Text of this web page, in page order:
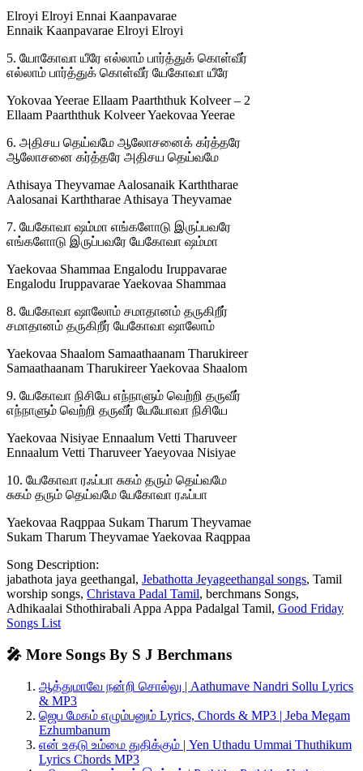
Elroyi Elroyi Ennai Kaanpavarae
Ennaik Kaanpavarae Elroyi Elroyi
5. யோகோவா யீரே எல்லாம் பார்த்துக் கொள்வீர்
எல்லாம் பார்த்துக் கொள்வீர் யேகோவா யீரே
Yokovaa Yeerae Ellaam Paarththuk Kolveer – 2
Ellaam Paarththuk Kolveer Yaekovaa Yeerae
6. அதிசய தெய்வமே ஆலோசனைக் கர்த்தரே
ஆலோசனை கர்த்தரே அதிசய தெய்வமே
Athisaya Theyvamae Aalosanaik Karththarae
Aalosanai Karththarae Athisaya Theyvamae
7. யேகோவா ஷம்மா எங்களோடு இருப்பவரே
எங்களோடு இருப்பவரே யேகோவா ஷம்மா
Yaekovaa Shammaa Engalodu Iruppavarae
Engalodu Iruppavarae Yaekovaa Shammaa
8. யேகோவா ஷாலோம் சமாதானம் தருகிறீர்
சமாதானம் தருகிறீர் யேகோவா ஷாலோம்
Yaekovaa Shaalom Samaathaanam Tharukireer
Samaathaanam Tharukireer Yaekovaa Shaalom
9. யேகோவா நிசியே எந்நாளும் வெற்றி தருவீர்
எந்நாளும் வெற்றி தருவீர் யேயோவா நிசியே
Yaekovaa Nisiyae Ennaalum Vetti Tharuveer
Ennaalum Vetti Tharuveer Yaeyovaa Nisiyae
10. யேகோவா ரஃப்பா சுகம் தரும் தெய்வமே
சுகம் தரும் தெய்வமே யேகோவா ரஃப்பா
Yaekovaa Raqppaa Sukam Tharum Theyvamae
Sukam Tharum Theyvamae Yaekovaa Raqppaa
Song Description:
jabathota jaya geethangal, Jebathotta Jeyageethangal songs, Tamil
worship songs, Christava Padal Tamil, berchmans Songs,
Adhikaalai Sthothirabali Appa Appa Padalgal Tamil, Good Friday
Songs List
🎤 More Songs By S J Berchmans
ஆத்துமாவே நன்றி சொல்லு | Aathumave Nandri Sollu Lyrics
& MP3
ஜெப மேகம் எழும்பனும் Lyrics, Chords & MP3 | Jeba Megam
Ezhumbanum
என் உதடு உம்மை துதிக்கும் | Yen Uthadu Ummai Thuthikum
Lyrics Chords MP3